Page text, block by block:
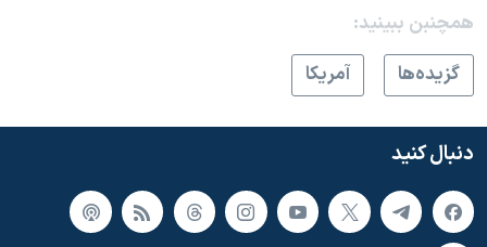
همایش محافظه‌کاران آمریکا «سی‌پک»
صفحه‌های ویژه
سفر پرزیدنت ترامپ به چین
همچنبن ببینید:
گزيده‌ها
آمريکا
دنبال کنید